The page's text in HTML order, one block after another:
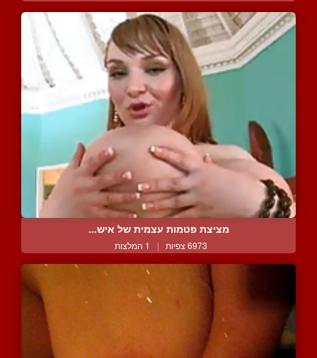
מציצת פטמות עצמית של איש...
6973 צפיות | 1 המלצות